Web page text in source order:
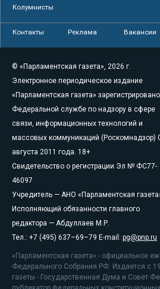
Колумнисты
Контакты Реклама Вакансии
© «Парламентская газета», 2026 г.
Электронное периодическое издание
«Парламентская газета»
Федеральной службе по надзору в сфере
связи, информационных технологий и
массовых коммуникаций (Роскомнадзор)
августа 2011 года. 18+
Свидетельство о регистрации Эл № ФС77-
46097
Учредитель — АНО «Парламентская
Исполняющий обязанности главного
редактора — Абдуллаев М.Р.
Тел.: +7 (495) 637–69–79 E-mail: pg@pnp.ru
«Парламентская газета» - официальное
Федерального Собрания РФ. Издается с
газеты - Государственная Дума и Совет